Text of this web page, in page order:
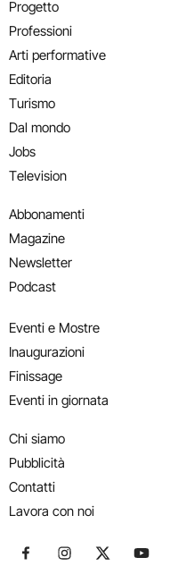
Progetto
Professioni
Arti performative
Editoria
Turismo
Dal mondo
Jobs
Television
Abbonamenti
Magazine
Newsletter
Podcast
Eventi e Mostre
Inaugurazioni
Finissage
Eventi in giornata
Chi siamo
Pubblicità
Contatti
Lavora con noi
Seguici su Facebook
Seguici suSeguici su